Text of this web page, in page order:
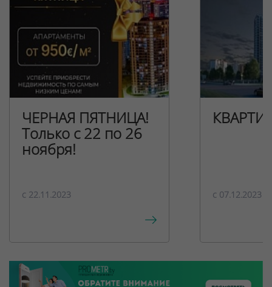
ЧЕРНАЯ ПЯТНИЦА!
Только с 22 по 26
ноября!
c 22.11.2023 c 07.12.2023